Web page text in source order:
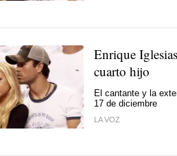
Enrique
cuarto hijo
El cantante y la
17 de diciembre
LA VOZ